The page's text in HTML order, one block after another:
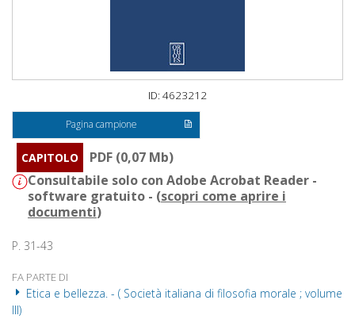
ID: 4623212
Pagina campione
CAPITOLO
PDF (0,07 Mb)
Consultabile solo con Adobe Acrobat Reader -
software gratuito - (scopri come aprire i
documenti)
P. 31-43
FA PARTE DI
Etica e bellezza. - ( Società italiana di filosofia morale ; volume
III)